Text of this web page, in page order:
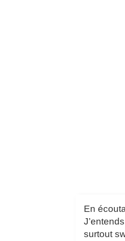
En
surtout